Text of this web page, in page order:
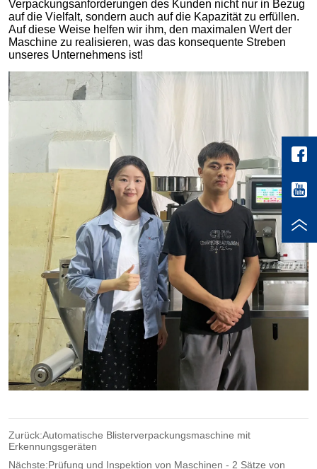
Zurück:Automatische Blisterverpackungsmaschine mit
Erkennungsgeräten
Nächste:Prüfung und Inspektion von Maschinen - 2 Sätze von